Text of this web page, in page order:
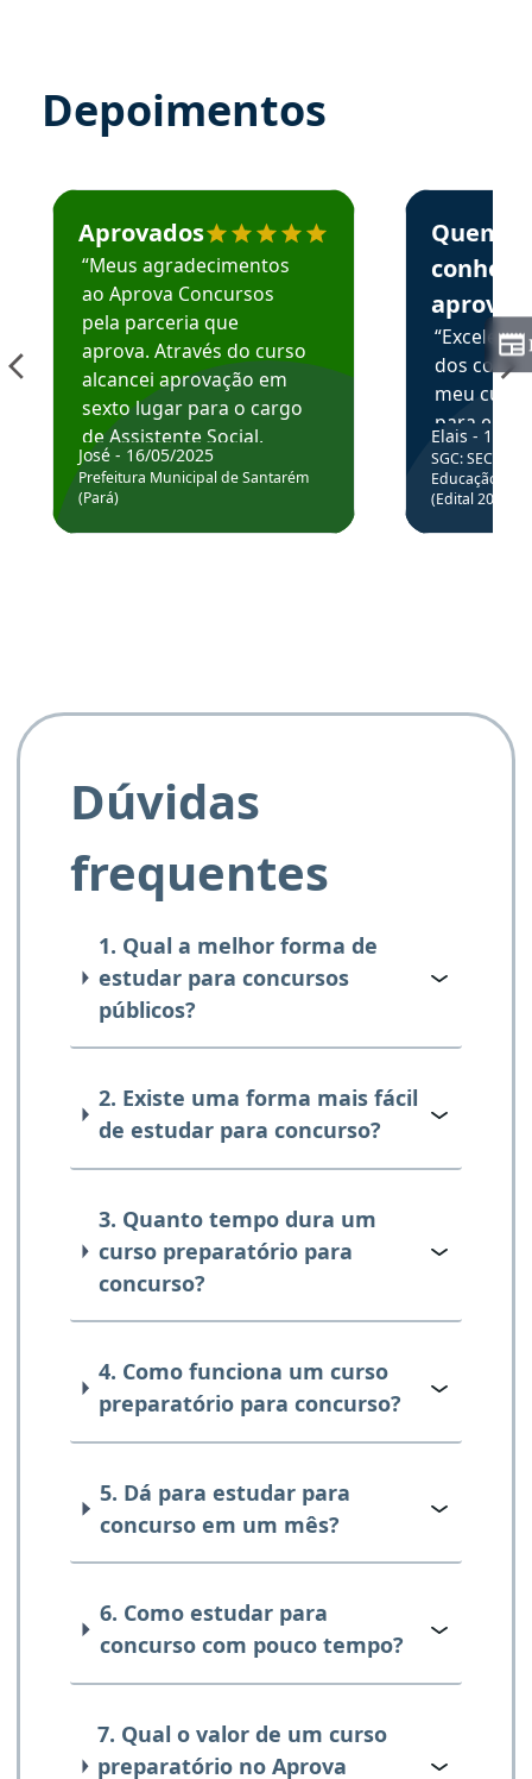
Depoimentos
Estudante José recomenda o Aprova Concursos em
Aprovados
“Meus agradecimentos
ao Aprova Concursos
pela parceria que
aprova. Através do curso
alcancei aprovação em
sexto lugar para o cargo
de Assistente Social.
Hoje estou atuando na
Prefeitura de Santarém.
José - 16/05/2025
Prefeitura Municipal de Santarém
(Pará)
Estudante
Quem
aprova
dos
meu
para
colocar
através
de
Elais - 15/
SGC: SEC BA
Educação
(Edital
Dúvidas
frequentes
1. Qual a melhor forma de
estudar para concursos
públicos?
2. Existe uma forma mais fácil
de estudar para concurso?
3. Quanto tempo dura um
curso preparatório para
concurso?
4. Como funciona um curso
preparatório para concurso?
5. Dá para estudar para
concurso em um mês?
6. Como estudar para
concurso com pouco tempo?
7. Qual o valor de um curso
preparatório no Aprova